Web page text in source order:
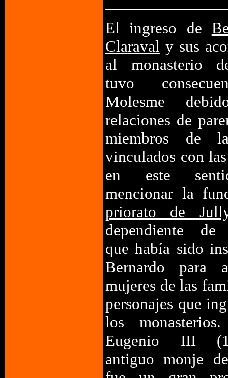
El ingreso de
Claraval y sus
al monasterio
tuvo
Molesme
relaciones de
miembros de
vinculados con
en este
mencionar la
priorato de
dependiente de
que había sido
Bernardo para
mujeres de las
personajes que
los
Eugenio III
antiguo monje